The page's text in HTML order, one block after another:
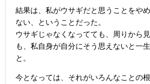
結果は、私がウサギだと思うことをや
ない、ということだった。
ウサギじゃなくなってても、周りから
も、私自身が自分にそう思えないと一
と。
今となっては、それがいろんなことの